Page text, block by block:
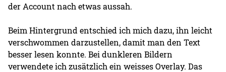
der Account nach etwas aussah.
Beim Hintergrund entschied ich mich dazu, ihn leicht
verschwommen darzustellen, damit man den Text
besser lesen konnte. Bei dunkleren Bildern
verwendete ich zusätzlich ein weisses Overlay. Das